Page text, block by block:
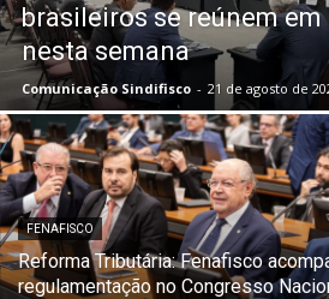
brasileiros se reúnem
nesta semana
Comunicação Sindifisco - 21 de agosto de
FENAFISCO
Reforma Tributária: Fenafisco
regulamentação no Congresso